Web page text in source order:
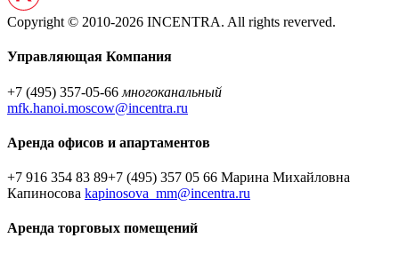
Copyright © 2010-2026 INCENTRA. All rights reverved.
Управляющая Компания
+7 (495) 357-05-66 многоканальный
mfk.hanoi.moscow@incentra.ru
Аренда офисов и апартаментов
+7 916 354 83 89+7 (495) 357 05 66 Марина Михайловна
Капиносова kapinosova_mm@incentra.ru
Аренда торговых помещений